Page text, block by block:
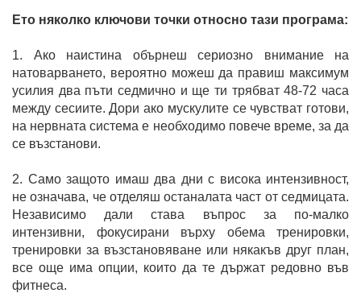
Ето няколко ключови точки относно тази програма:
1. Ако наистина обърнеш сериозно внимание на
натоварването, вероятно можеш да правиш максимум
усилия два пъти седмично и ще ти трябват 48-72 часа
между сесиите. Дори ако мускулите се чувстват готови,
на нервната система е необходимо повече време, за да
се възстанови.
2. Само защото имаш два дни с висока интензивност,
не означава, че отделяш останалата част от седмицата.
Независимо дали става въпрос за по-малко
интензивни, фокусирани върху обема тренировки,
тренировки за възстановяване или някакъв друг план,
все още има опции, които да те държат редовно във
фитнеса.